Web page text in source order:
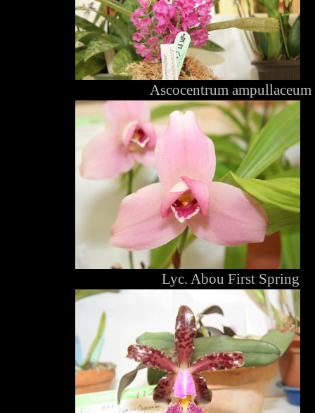
Ascocentrum ampullaceum
Lyc. Abou First Spring